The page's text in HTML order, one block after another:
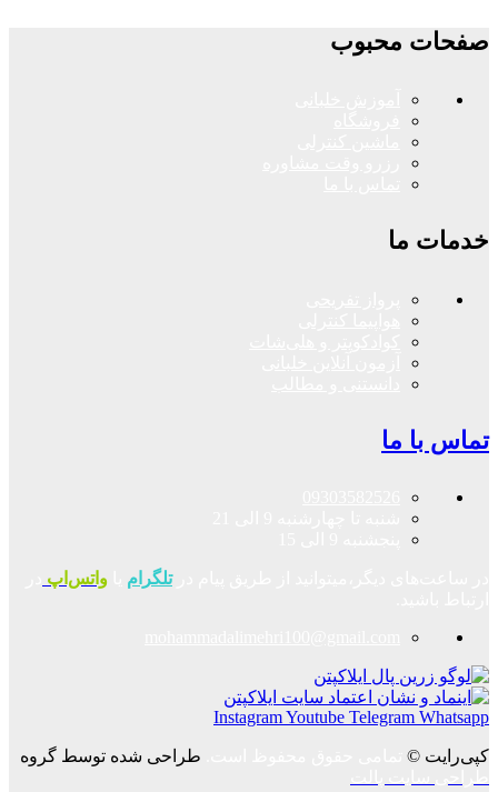
صفحات محبوب
خدمات ما
تماس با ما
در ساعت‌های دیگر،میتوانید از طریق پیام درتلگرام واتس‌اپ
InstagramYoutube Telegram Whatsapp
کپی‌رایت ©
طراحی شده توسط گروه